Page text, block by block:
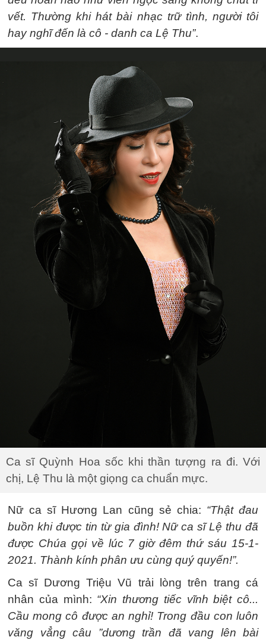
vết. Thường khi hát bài nhạc trữ tình, người tôi
hay nghĩ đến là cô - danh ca Lệ Thu”.
Ca sĩ Quỳnh Hoa sốc khi thần tượng ra đi. Với
chị, Lệ Thu là một giọng ca chuẩn mực.
Nữ ca sĩ Hương Lan cũng sẻ chia: “Thật đau
buồn khi được tin từ gia đình! Nữ ca sĩ Lệ thu đã
được Chúa gọi về lúc 7 giờ đêm thứ sáu 15-1-
2021. Thành kính phân ưu cùng quý quyến!”.
Ca sĩ Dương Triệu Vũ trải lòng trên trang cá
nhân của mình: “Xin thương tiếc vĩnh biệt cô...
Cầu mong cô được an nghỉ! Trong đầu con luôn
văng vẳng câu ”dương trần đã vang lên bài